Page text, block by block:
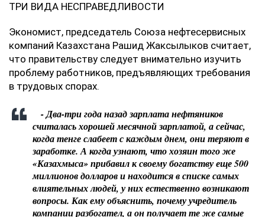
ТРИ ВИДА НЕСПРАВЕДЛИВОСТИ
Экономист, председатель Союза нефтесервисных
компаний Казахстана Рашид Жаксылыков считает,
что правительству следует внимательно изучить
проблему работников, предъявляющих требования
в трудовых спорах.
- Два-три года назад зарплата нефтяников
считалась хорошей месячной зарплатой, а сейчас,
когда тенге слабеет с каждым днем, они теряют в
заработке. А когда узнают, что хозяин того же
«Казахмыса» прибавил к своему богатству еще 500
миллионов долларов и находится в списке самых
влиятельных людей, у них естественно возникают
вопросы. Как ему объяснить, почему учредитель
компании разбогател, а он получает те же самые